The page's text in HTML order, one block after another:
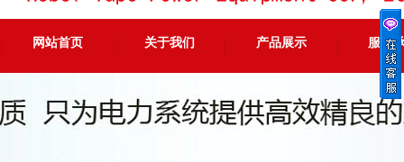
网站首页 关于我们 产品展示 服务